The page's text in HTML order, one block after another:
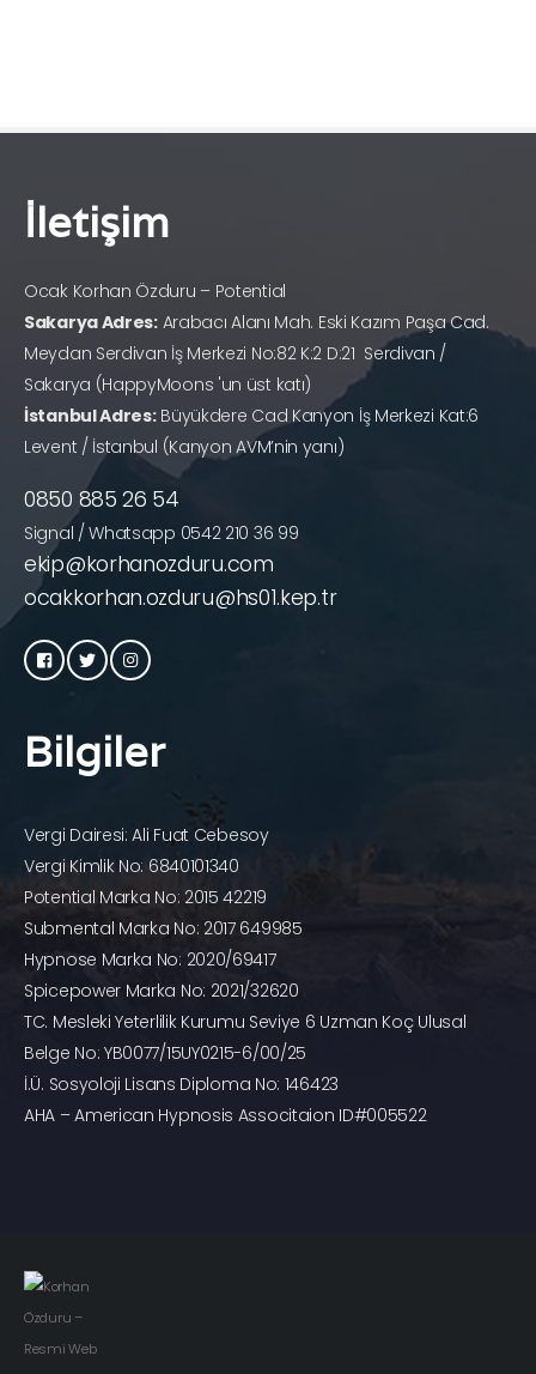
İletişim
Ocak Korhan Özduru – Potential
Sakarya Adres:Arabacı Alanı Mah. Eski Kazım Paşa Cad.
Meydan Serdivan İş Merkezi No:82 K:2 D:21 Serdivan /
Sakarya (HappyMoons 'un üst katı)
İstanbul Adres:Büyükdere Cad Kanyon İş Merkezi Kat:6
Levent / İstanbul (Kanyon AVM’nin yanı)
0850 885 26 54
Signal / Whatsapp 0542 210 36 99
ekip@korhanozduru.com
ocakkorhan.ozduru@hs01.kep.tr
Bilgiler
Vergi Dairesi: Ali Fuat Cebesoy
Vergi Kimlik No: 6840101340
Potential Marka No: 2015 42219
Submental Marka No: 2017 649985
Hypnose Marka No: 2020/69417
Spicepower Marka No: 2021/32620
TC. Mesleki Yeterlilik Kurumu Seviye 6 Uzman Koç Ulusal
Belge No: YB0077/15UY0215-6/00/25
İ.Ü. Sosyoloji Lisans Diploma No: 146423
AHA – American Hypnosis Associtaion ID#005522